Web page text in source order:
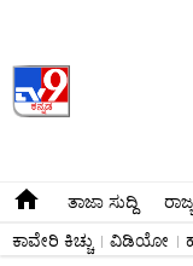
ತಾಜಾ ಸುದ್ದಿ ರಾಜ್ಯ
ಕಾವೇರಿ ಕಿಚ್ಚು
ವಿಡಿಯೋ